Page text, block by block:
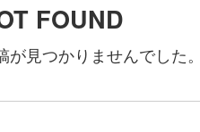
FOUND
が見つかりませんでした。